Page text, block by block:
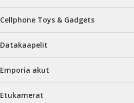
Cellphone Toys & Gadgets
Datakaapelit
Emporia akut
Etukamerat